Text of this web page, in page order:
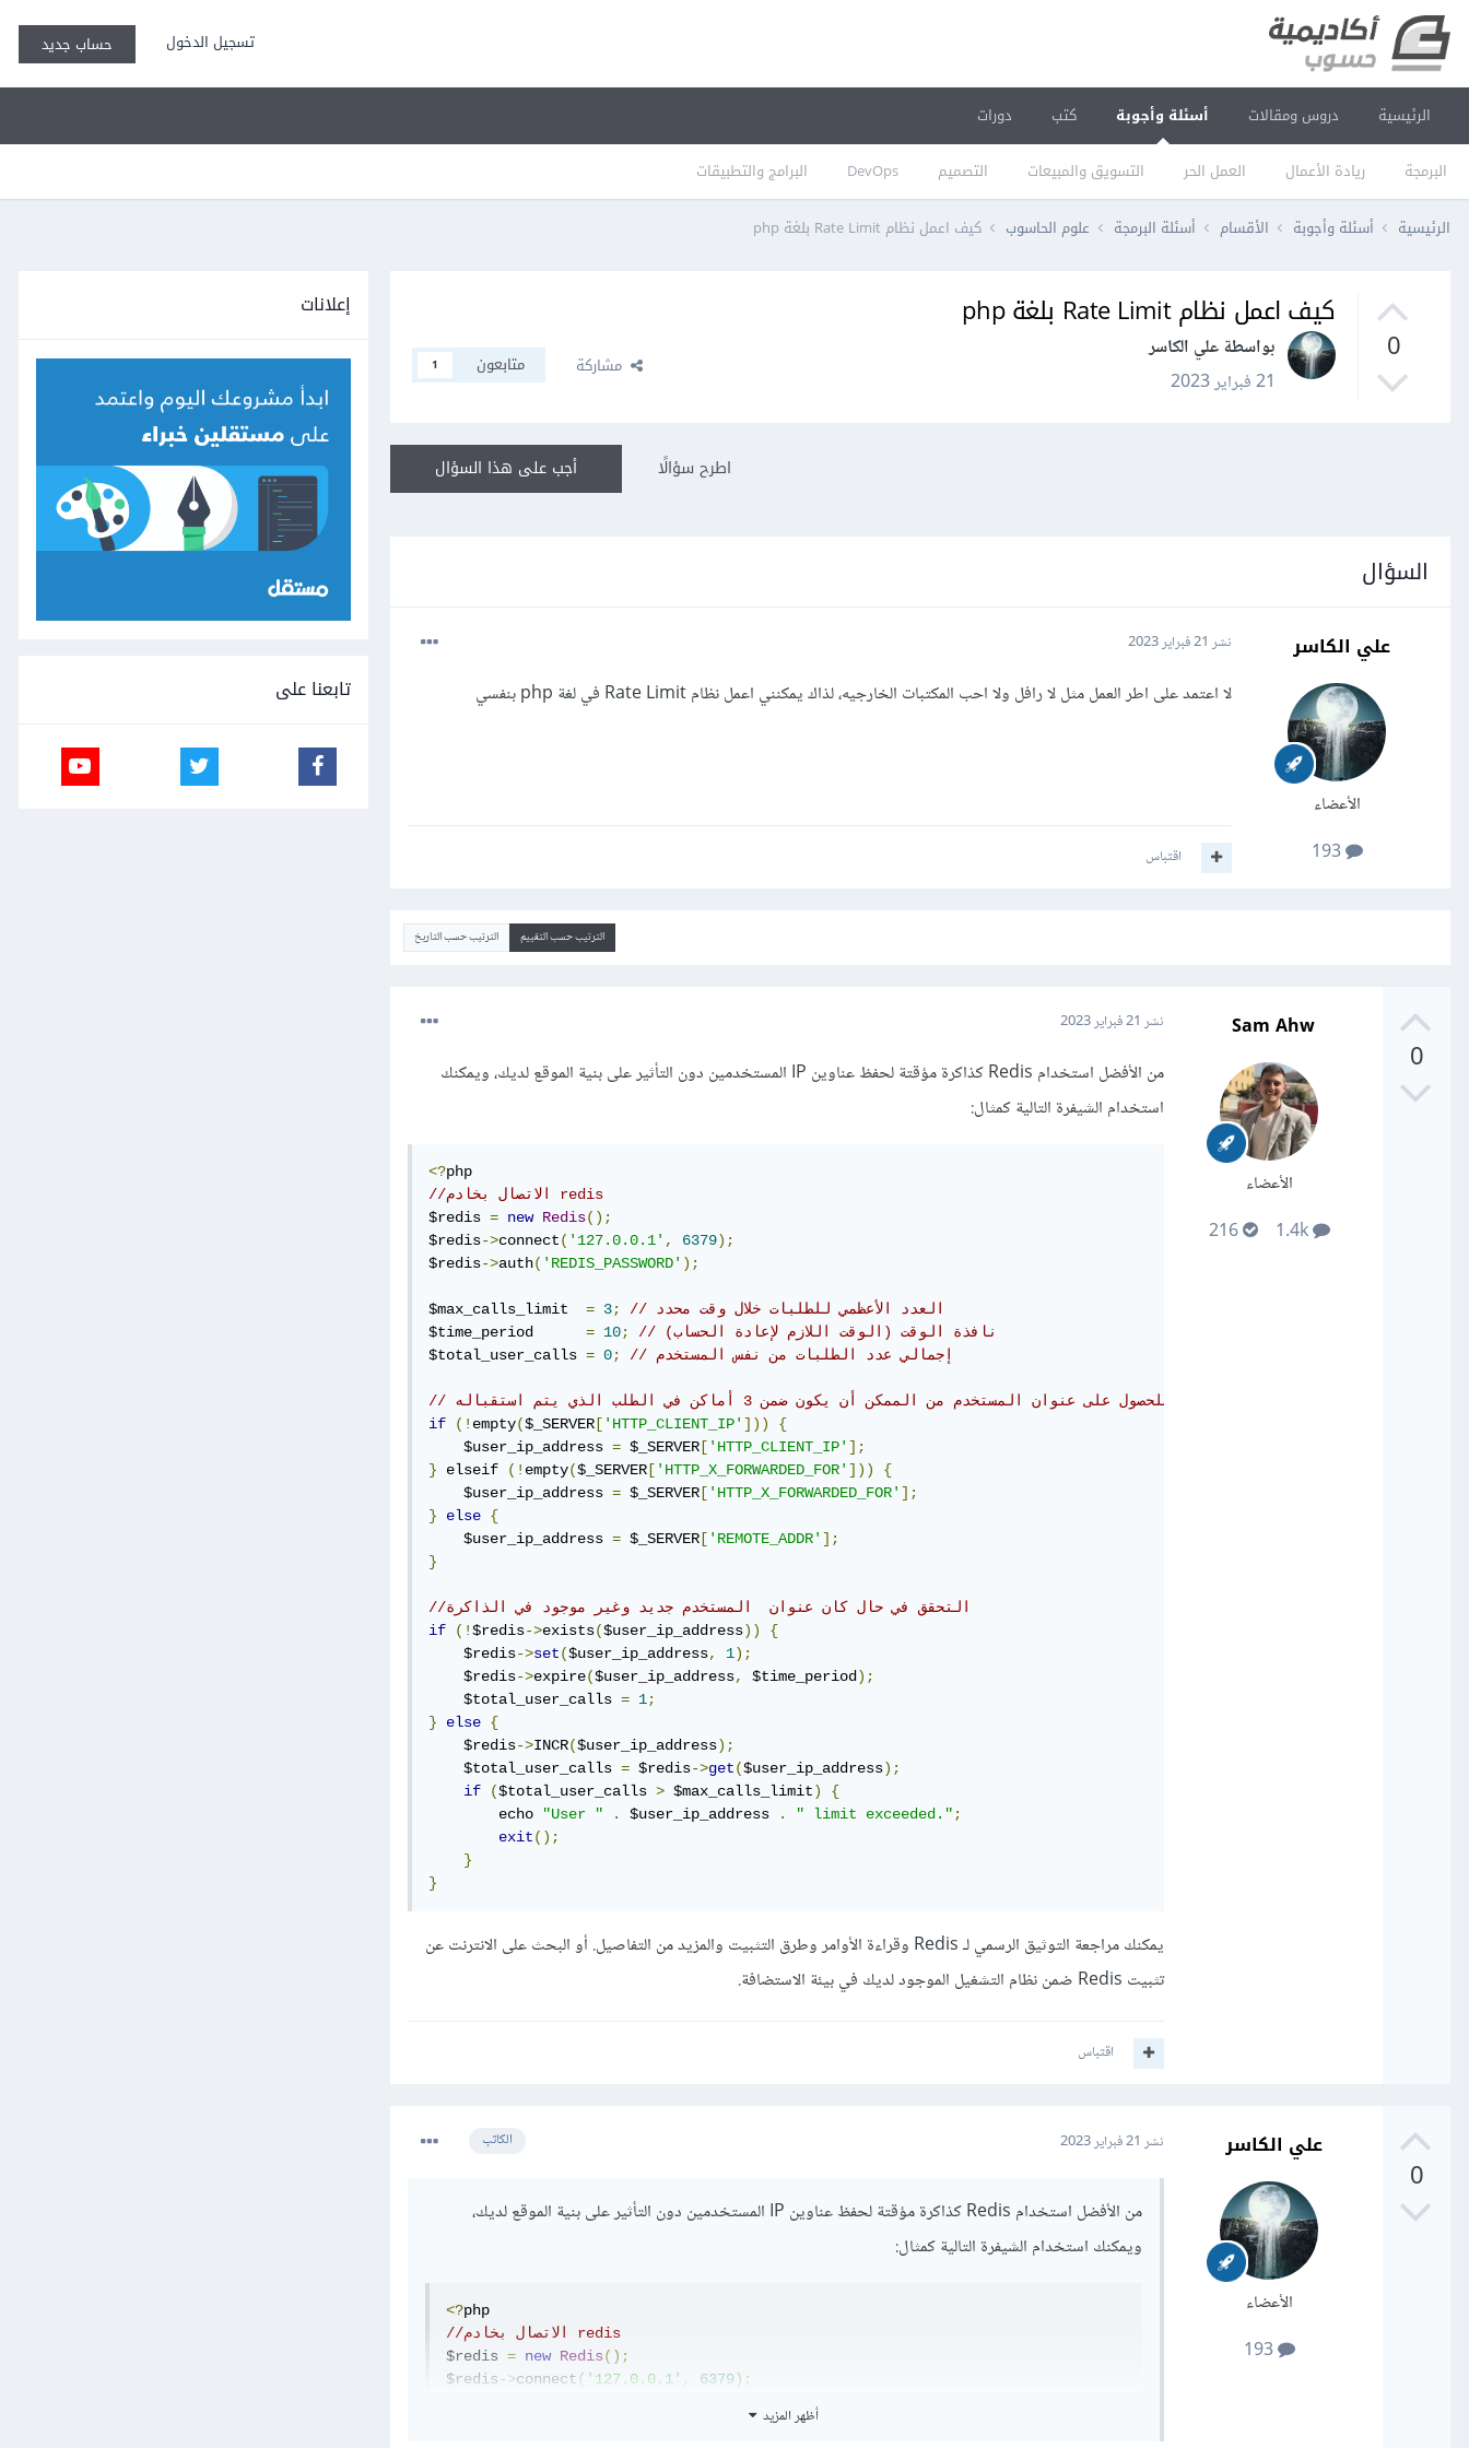
تسجيل الدخول حساب جديد
الرئيسية دروس ومقالات أسئلة وأجوبة
البرمجة ريادة الأعمال العمل الحر التسويق والمبيعات التصميم DevOps البرامج والتطبيقات
كتب دورات
الرئيسية أسئلة وأجوبة الأقسام أسئلة البرمجة علوم الحاسوب كيف اعمل نظام Rate Limit بلغة php
0
كيف اعمل نظام Rate Limit بلغة php
بواسطة علي الكاسر
21 فبراير 2023
مشاركة متابعون 1
أجب على هذا السؤال اطرح سؤالًا
السؤال
علي الكاسر
الأعضاء
193
نشر 21 فبراير 2023
لا اعتمد على اطر العمل مثل لا رافل ولا احب المكتبات الخارجيه، لذاك يمكنني اعمل نظام Rate Limit في لغة php بنفسي
اقتباس
الترتيب حسب التقييم الترتيب حسب التاريخ
0
Sam Ahw
الأعضاء
1.4k
216
نشر 21 فبراير 2023
من الأفضل استخدام Redis كذاكرة مؤقتة لحفظ عناوين IP المستخدمين دون التأثير على بنية الموقع لديك، ويمكنك
استخدام الشيفرة التالية كمثال:
<?
//الاتصال بخادم redis
$redis = new Redis();
$redis->connect( '127.0.0.1' , 6379);
$redis->auth( 'REDIS_PASSWORD' );
$max_calls_limit = 3;
// العدد الأعظمي للطلبات خلال وقت محدد
$time_period = 10;
// نافذة الوقت (الوقت اللازم لإعادة الحساب)
$total_user_calls = 0; // إجمالي عدد الطلبات من نفس المستخدم
// للحصول على عنوان المستخدم من الممكن أن يكون ضمن 3 أماكن في الطلب الذي يتم استقباله
if
(! empty($_SERVER [ 'HTTP_CLIENT_IP' ]))
{
    $user_ip_address
= $_SERVER [ 'HTTP_CLIENT_IP' ];
} elseif (! empty($_SERVER [ 'HTTP_X_FORWARDED_FOR' ]))
{
    $user_ip_address
= $_SERVER [ 'HTTP_X_FORWARDED_FOR' ];
}
else {
    $user_ip_address
= $_SERVER [ 'REMOTE_ADDR' ];
}
//التحقق في حال كان عنوان  المستخدم جديد وغير موجود في الذاكرة
if
(!$redis->exists($user_ip_address))
{
    $redis
->set($user_ip_address, 1);
    $redis
->expire($user_ip_address, $time_period);
    $total_user_calls
= 1;
}
else {
    $redis
->INCR($user_ip_address);
    $total_user_calls
= $redis->get($user_ip_address);
if
($total_user_calls > $max_calls_limit)
{
        echo
"User " . $user_ip_address . " limit exceeded.";
exit();
}
}
يمكنك مراجعة التوثيق الرسمي لـ Redis وقراءة الأوامر وطرق التثبيت والمزيد من التفاصيل. أو البحث على الانترنت عن
تثبيت Redis ضمن نظام التشغيل الموجود لديك في بيئة الاستضافة.
اقتباس
0
علي الكاسر
الأعضاء
193
الكاتب نشر 21 فبراير 2023
من الأفضل استخدام Redis كذاكرة مؤقتة لحفظ عناوين IP المستخدمين دون التأثير على بنية الموقع لديك،
ويمكنك استخدام الشيفرة التالية كمثال:
<?
//الاتصال بخادم redis
$redis = new Redis();
$redis->connect( '127.0.0.1' , 6379);
أظهر المزيد
إعلانات
تابعنا على